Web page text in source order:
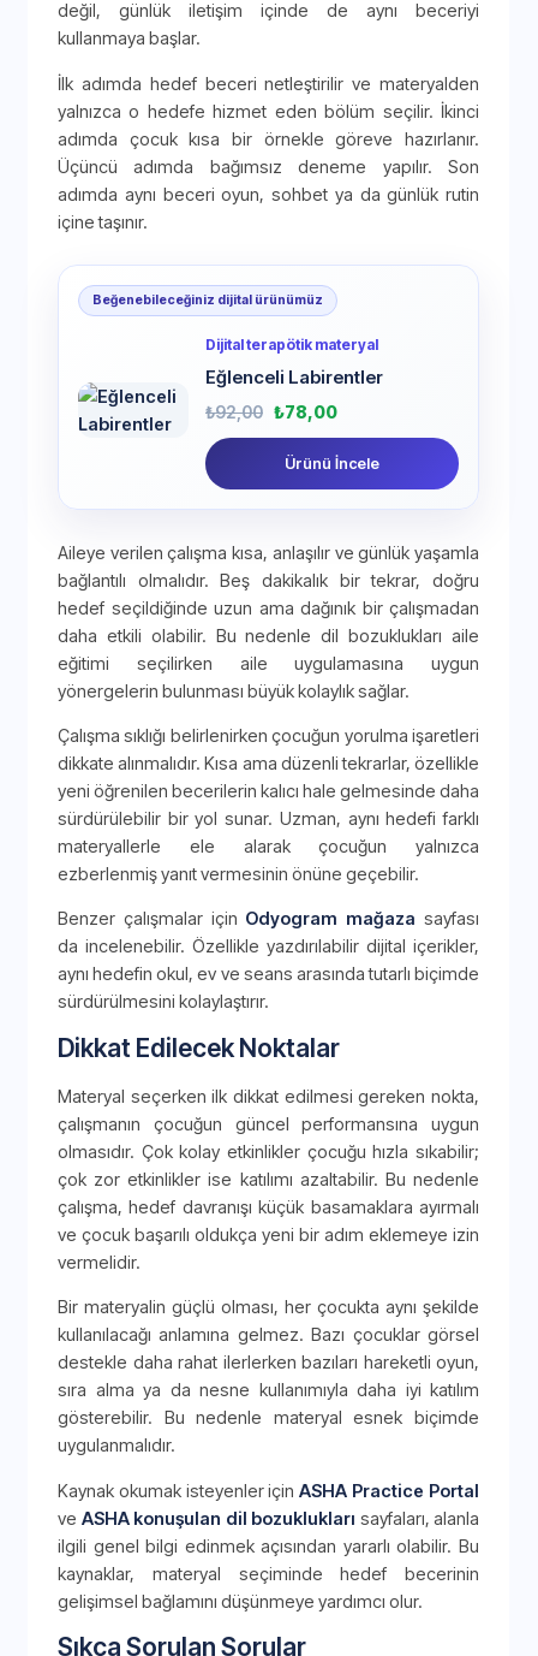
değil, günlük iletişim içinde de aynı beceriyi
kullanmaya başlar.
İlk adımda hedef beceri netleştirilir ve materyalden
yalnızca o hedefe hizmet eden bölüm seçilir. İkinci
adımda çocuk kısa bir örnekle göreve hazırlanır.
Üçüncü adımda bağımsız deneme yapılır. Son
adımda aynı beceri oyun, sohbet ya da günlük rutin
içine taşınır.
Beğenebileceğiniz dijital ürünümüz
Dijital terapötik materyal
Eğlenceli Labirentler
₺92,00 ₺78,00
Ürünü İncele
Aileye verilen çalışma kısa, anlaşılır ve günlük yaşamla
bağlantılı olmalıdır. Beş dakikalık bir tekrar, doğru
hedef seçildiğinde uzun ama dağınık bir çalışmadan
daha etkili olabilir. Bu nedenle dil bozuklukları aile
eğitimi seçilirken aile uygulamasına uygun
yönergelerin bulunması büyük kolaylık sağlar.
Çalışma sıklığı belirlenirken çocuğun yorulma işaretleri
dikkate alınmalıdır. Kısa ama düzenli tekrarlar, özellikle
yeni öğrenilen becerilerin kalıcı hale gelmesinde daha
sürdürülebilir bir yol sunar. Uzman, aynı hedefi farklı
materyallerle ele alarak çocuğun yalnızca
ezberlenmiş yanıt vermesinin önüne geçebilir.
Benzer çalışmalar için Odyogram mağaza sayfası
da incelenebilir. Özellikle yazdırılabilir dijital içerikler,
aynı hedefin okul, ev ve seans arasında tutarlı biçimde
sürdürülmesini kolaylaştırır.
Dikkat Edilecek Noktalar
Materyal seçerken ilk dikkat edilmesi gereken nokta,
çalışmanın çocuğun güncel performansına uygun
olmasıdır. Çok kolay etkinlikler çocuğu hızla sıkabilir;
çok zor etkinlikler ise katılımı azaltabilir. Bu nedenle
çalışma, hedef davranışı küçük basamaklara ayırmalı
ve çocuk başarılı oldukça yeni bir adım eklemeye izin
vermelidir.
Bir materyalin güçlü olması, her çocukta aynı şekilde
kullanılacağı anlamına gelmez. Bazı çocuklar görsel
destekle daha rahat ilerlerken bazıları hareketli oyun,
sıra alma ya da nesne kullanımıyla daha iyi katılım
gösterebilir. Bu nedenle materyal esnek biçimde
uygulanmalıdır.
Kaynak okumak isteyenler içinASHA Practice Portal
ve ASHA konuşulan dil bozuklukları sayfaları, alanla
ilgili genel bilgi edinmek açısından yararlı olabilir. Bu
kaynaklar, materyal seçiminde hedef becerinin
gelişimsel bağlamını düşünmeye yardımcı olur.
Sıkça Sorulan Sorular